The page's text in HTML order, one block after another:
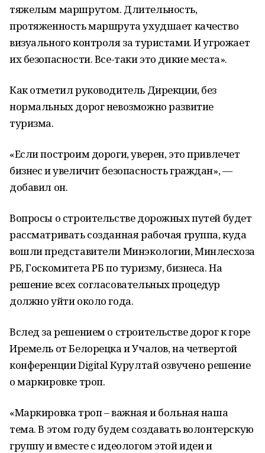
тяжелым маршрутом. Длительность,
протяженность маршрута ухудшает качество
визуального контроля за туристами. И угрожает
их безопасности. Все-таки это дикие места».
Как отметил руководитель Дирекции, без
нормальных дорог невозможно развитие
туризма.
«Если построим дороги, уверен, это привлечет
бизнес и увеличит безопасность граждан», —
добавил он.
Вопросы о строительстве дорожных путей будет
рассматривать созданная рабочая группа, куда
вошли представители Минэкологии, Минлесхоза
РБ, Госкомитета РБ по туризму, бизнеса. На
решение всех согласовательных процедур
должно уйти около года.
Вслед за решением о строительстве дорог к горе
Иремель от Белорецка и Учалов, на четвертой
конференции Digital Курултай озвучено решение
о маркировке троп.
«Маркировка троп – важная и больная наша
тема. В этом году будем создавать волонтерскую
группу и вместе с идеологом этой идеи и